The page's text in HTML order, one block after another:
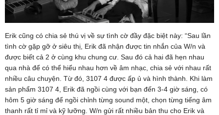
Erik cũng có chia sẻ thú vị về sự tình cờ đầy đặc biệt này: “Sau lần
tình cờ gặp gỡ ở siêu thị, Erik đã nhận được tin nhắn của W/n và
được biết cả 2 ở cùng khu chung cư. Sau đó cả hai đã hẹn nhau
qua nhà để có thể hiểu nhau hơn về âm nhạc, chia sẻ với nhau rất
nhiều câu chuyện. Từ đó, 3107 4 được ấp ủ và hình thành. Khi làm
sản phẩm 3107 4, Erik đã ngồi cùng với bạn đến 3-4 giờ sáng, có
hôm 5 giờ sáng để ngồi chỉnh từng sound một, chọn từng tiếng âm
thanh rất tỉ mỉ và kỹ lưỡng. W/n gửi rất nhiều bản thu cho Erik và